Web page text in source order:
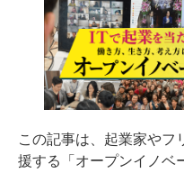
この記事は、起業家やフ
援する「オープンイノベ